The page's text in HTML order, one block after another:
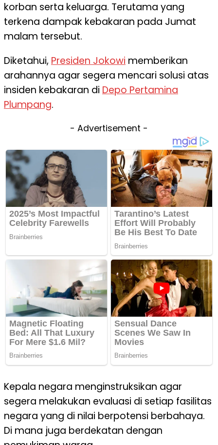
korban serta keluarga. Terutama yang
terkena dampak kebakaran pada Jumat
malam tersebut.
Diketahui, Presiden Jokowi memberikan
arahannya agar segera mencari solusi atas
insiden kebakaran di Depo Pertamina
Plumpang.
- Advertisement -
Kepala negara menginstruksikan agar
segera melakukan evaluasi di setiap fasilitas
negara yang di nilai berpotensi berbahaya.
Di mana juga berdekatan dengan